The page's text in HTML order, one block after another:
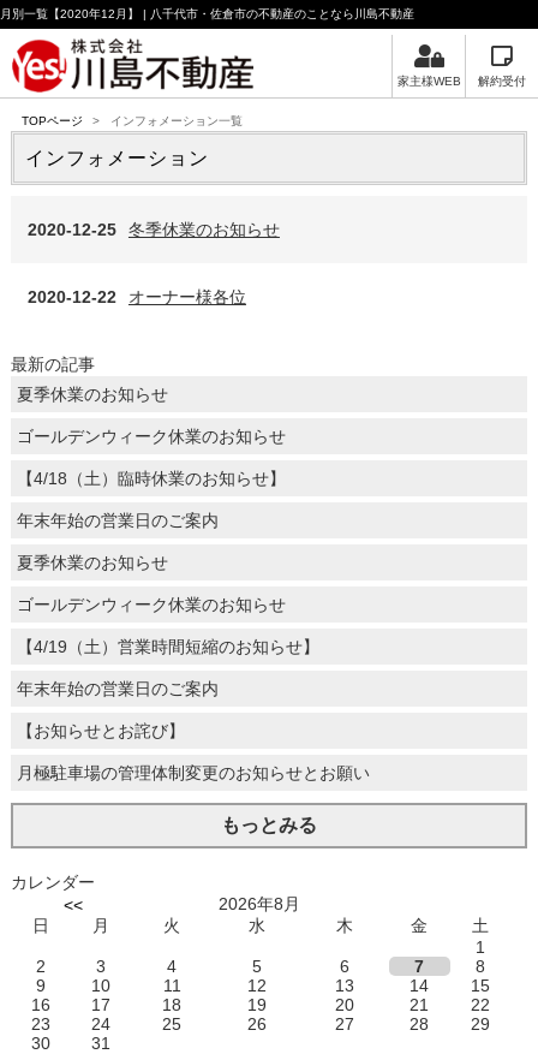
月別一覧【2020年12月】 | 八千代市・佐倉市の不動産のことなら川島不動産
家主様WEB 解約受付
TOPページ > インフォメーション一覧
インフォメーション
2020-12-25 冬季休業のお知らせ
2020-12-22 オーナー様各位
最新の記事
夏季休業のお知らせ
ゴールデンウィーク休業のお知らせ
【4/18（土）臨時休業のお知らせ】
年末年始の営業日のご案内
夏季休業のお知らせ
ゴールデンウィーク休業のお知らせ
【4/19（土）営業時間短縮のお知らせ】
年末年始の営業日のご案内
【お知らせとお詫び】
月極駐車場の管理体制変更のお知らせとお願い
もっとみる
カレンダー
<<
2026年8月
日
月 火 水 木 金
土
1
2
3 4 5 6 7
8
9
10 11 12 13 14
15
16
17 18 19 20 21
22
23
24 25 26 27 28
29
30
31